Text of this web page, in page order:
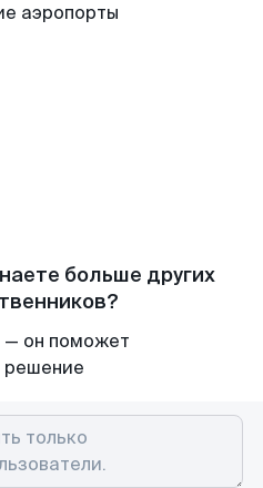
аэропорты
больше других
— он поможет
решение